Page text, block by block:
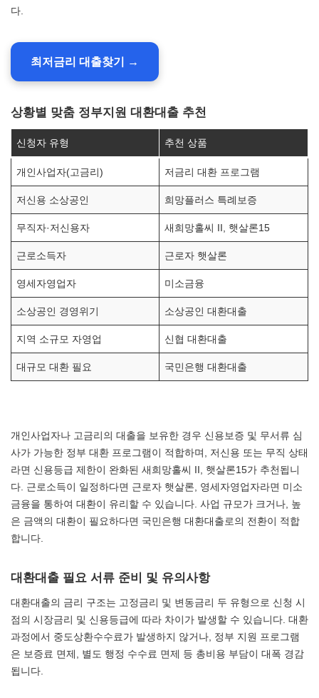
다.
최저금리 대출찾기 →
상황별 맞춤 정부지원 대환대출 추천
신청자 유형 추천 상품
개인사업자(고금리) 저금리 대환 프로그램
저신용 소상공인 희망플러스 특례보증
무직자·저신용자 새희망홀씨 II, 햇살론15
근로소득자 근로자 햇살론
영세자영업자 미소금융
소상공인 경영위기 소상공인 대환대출
지역 소규모 자영업 신협 대환대출
대규모 대환 필요 국민은행 대환대출
개인사업자나 고금리의 대출을 보유한 경우 신용보증 및 무서류 심
사가 가능한 정부 대환 프로그램이 적합하며, 저신용 또는 무직 상태
라면 신용등급 제한이 완화된 새희망홀씨 II, 햇살론15가 추천됩니
다. 근로소득이 일정하다면 근로자 햇살론, 영세자영업자라면 미소
금융을 통하여 대환이 유리할 수 있습니다. 사업 규모가 크거나, 높
은 금액의 대환이 필요하다면 국민은행 대환대출로의 전환이 적합
합니다.
대환대출 필요 서류 준비 및 유의사항
대환대출의 금리 구조는 고정금리 및 변동금리 두 유형으로 신청 시
점의 시장금리 및 신용등급에 따라 차이가 발생할 수 있습니다. 대환
과정에서 중도상환수수료가 발생하지 않거나, 정부 지원 프로그램
은 보증료 면제, 별도 행정 수수료 면제 등 총비용 부담이 대폭 경감
됩니다.